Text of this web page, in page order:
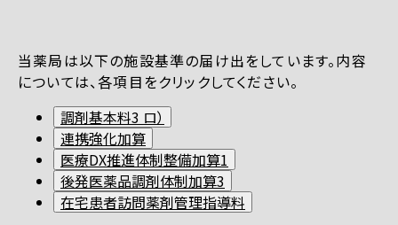
当薬局は以下の施設基準の届け出をしています。内容
については、各項目をクリックしてください。
調剤基本料3 ロ）
連携強化加算
医療DX推進体制整備加算1
後発医薬品調剤体制加算3
在宅患者訪問薬剤管理指導料